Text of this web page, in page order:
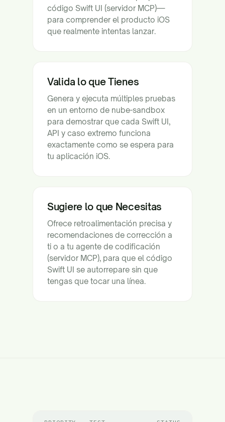
código Swift UI (servidor MCP)—
para comprender el producto iOS
que realmente intentas lanzar.
Valida lo que Tienes
Genera y ejecuta múltiples pruebas
en un entorno de nube-sandbox
para demostrar que cada Swift UI,
API y caso extremo funciona
exactamente como se espera para
tu aplicación iOS.
Sugiere lo que Necesitas
Ofrece retroalimentación precisa y
recomendaciones de corrección a
ti o a tu agente de codificación
(servidor MCP), para que el código
Swift UI se autorrepare sin que
tengas que tocar una línea.